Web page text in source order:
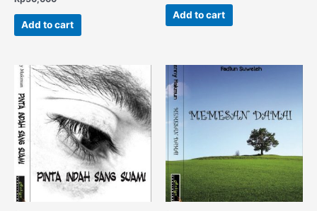
0
out
Add to cart
out
Add to cart